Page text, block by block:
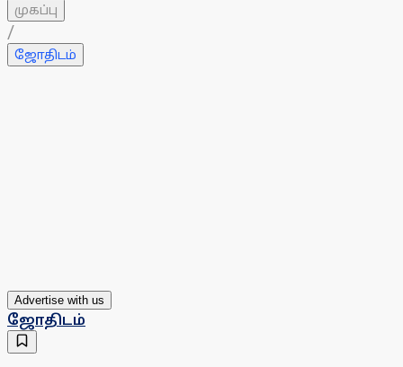
முகப்பு
/
ஜோதிடம்
Advertise with us
ஜோதிடம்